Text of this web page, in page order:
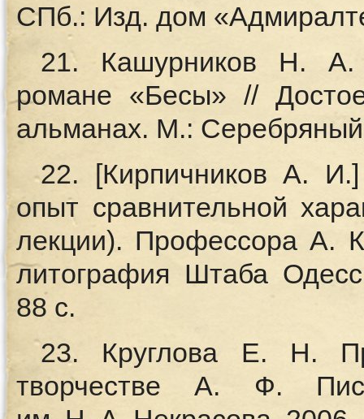
СПб.: Изд. дом
21. Кашурников Н. А.
романе «Бесы» //
альманах. М.:
22. [Кирпичников А.
опыт сравнительной
лекции). Профессора А.
литография Штаба
88 с.
23. Круглова Е. Н.
творчестве А. Ф.